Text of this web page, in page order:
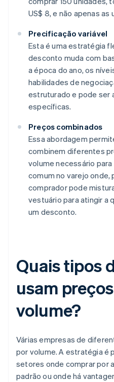
US$ 8, e não apenas as
Precificação variável
Esta é uma estratégia
desconto muda com
a época do ano, os
habilidades de
estruturado e pode ser
específicas.
Preços combinados
Essa abordagem
combinem diferentes
volume necessário
comum no varejo onde,
comprador pode
vestuário para atingir a
um desconto.
Quais tipos
usam
volume?
Várias empresas de
por volume. A estratégia é
setores onde comprar por
padrão ou onde há